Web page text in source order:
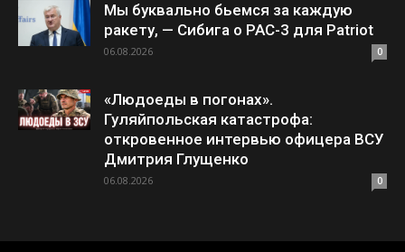
Мы буквально бьемся за каждую
ракету, — Сибига о PAC-3 для Patriot
06.08.2026 0
«Людоеды в погонах».
Гуляйпольская катастрофа:
откровенное интервью офицера ВСУ
Дмитрия Глущенко
06.08.2026 0